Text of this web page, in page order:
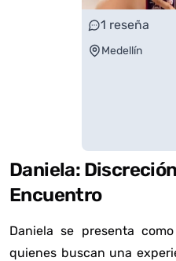
1 reseña
Medellín
Daniela:
Encuentro
Daniela se presenta
quienes buscan una